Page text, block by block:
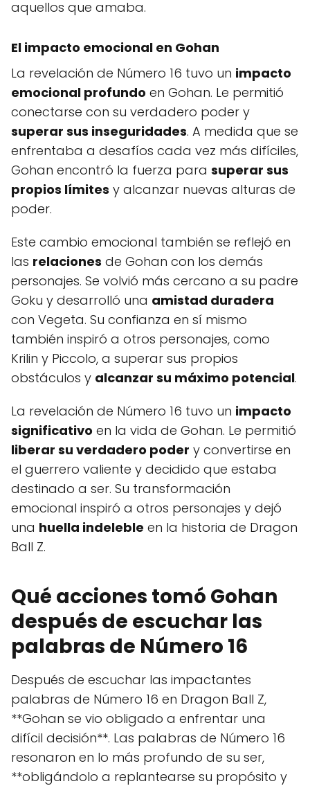
aquellos que amaba.
El impacto emocional en Gohan
La revelación de Número 16 tuvo un impacto
emocional profundo en Gohan. Le permitió
conectarse con su verdadero poder y
superar sus inseguridades. A medida que se
enfrentaba a desafíos cada vez más difíciles,
Gohan encontró la fuerza para superar sus
propios límites y alcanzar nuevas alturas de
poder.
Este cambio emocional también se reflejó en
las relaciones de Gohan con los demás
personajes. Se volvió más cercano a su padre
Goku y desarrolló una amistad duradera
con Vegeta. Su confianza en sí mismo
también inspiró a otros personajes, como
Krilin y Piccolo, a superar sus propios
obstáculos y alcanzar su máximo potencial.
La revelación de Número 16 tuvo un impacto
significativo en la vida de Gohan. Le permitió
liberar su verdadero poder y convertirse en
el guerrero valiente y decidido que estaba
destinado a ser. Su transformación
emocional inspiró a otros personajes y dejó
una huella indeleble en la historia de Dragon
Ball Z.
Qué acciones tomó Gohan
después de escuchar las
palabras de Número 16
Después de escuchar las impactantes
palabras de Número 16 en Dragon Ball Z,
**Gohan se vio obligado a enfrentar una
difícil decisión**. Las palabras de Número 16
resonaron en lo más profundo de su ser,
**obligándolo a replantearse su propósito y